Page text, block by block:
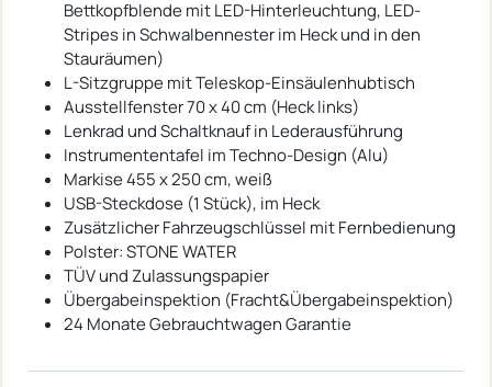
Bettkopfblende mit LED-Hinterleuchtung, LED-
Stripes in Schwalbennester im Heck und in den
Stauräumen)
L-Sitzgruppe mit Teleskop-Einsäulenhubtisch
Ausstellfenster 70 x 40 cm (Heck links)
Lenkrad und Schaltknauf in Lederausführung
Instrumententafel im Techno-Design (Alu)
Markise 455 x 250 cm, weiß
USB-Steckdose (1 Stück), im Heck
Zusätzlicher Fahrzeugschlüssel mit Fernbedienung
Polster: STONE WATER
TÜV und Zulassungspapier
Übergabeinspektion (Fracht&Übergabeinspektion)
24 Monate Gebrauchtwagen Garantie